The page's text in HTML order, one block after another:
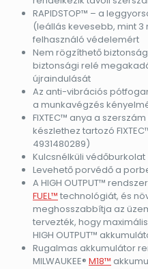
RAPIDSTOP™ – a
(leállás kevesebb, mint
felhasználó védelemért
Nem rögzíthető
biztonsági relé
újraindulását
Az anti-vibrációs
a munkavégzés
FIXTEC™ anya a
készlethez tartozó
4931480289)
Kulcsnélküli védőburkolat
Levehető porvédő a
A HIGH OUTPUT™
FUEL™ technológiát, és
meghosszabbítja az
tervezték, hogy
HIGH OUTPUT™
Rugalmas akkumulátor
MILWAUKEE® M18™